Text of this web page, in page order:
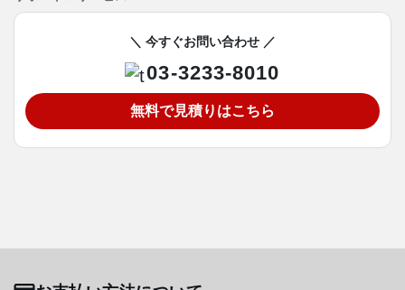
＼ 今すぐお問い合わせ ／
03-3233-8010
無料で見積りはこちら